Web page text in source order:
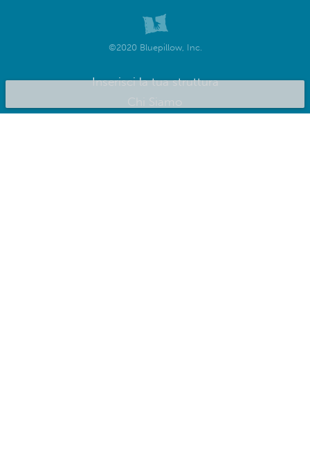
©2020 Bluepillow, Inc.
Inserisci la tua struttura
Chi Siamo